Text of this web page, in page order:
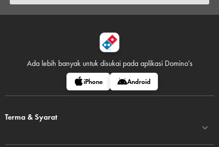
Ada lebih banyak untuk disukai pada aplikasi Domino's
iPhone Android
Terma & Syarat